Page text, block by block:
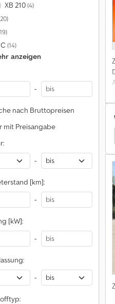
XB 210(4)
(14)
anzeigen
-
nach Bruttopreisen
mit Preisangabe
-
[km]:
-
[kW]:
-
-